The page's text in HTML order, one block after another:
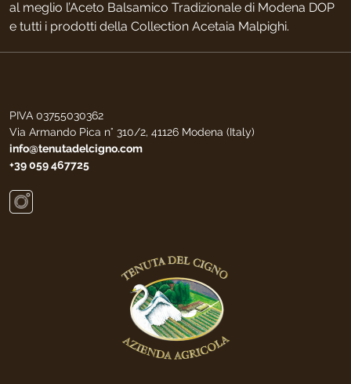
al meglio l’Aceto Balsamico Tradizionale di Modena DOP
e tutti i prodotti della Collection Acetaia Malpighi.
PIVA 03755030362
Via Armando Pica n° 310/2, 41126 Modena (Italy)
info@tenutadelcigno.com
+39 059 467725